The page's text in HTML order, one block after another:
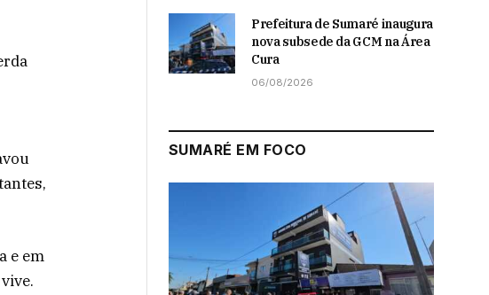
e em
Prefeitura de Sumaré inaugura
nova subsede da GCM na Área
Cura
06/08/2026
SUMARÉ EM FOCO